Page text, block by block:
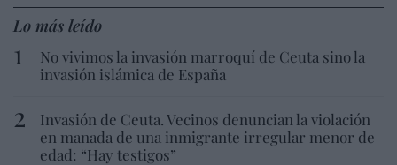
Lo más leído
No vivimos la invasión marroquí de Ceuta sino la
invasión islámica de España
Invasión de Ceuta. Vecinos denuncian la violación
en manada de una inmigrante irregular menor de
edad: “Hay testigos”